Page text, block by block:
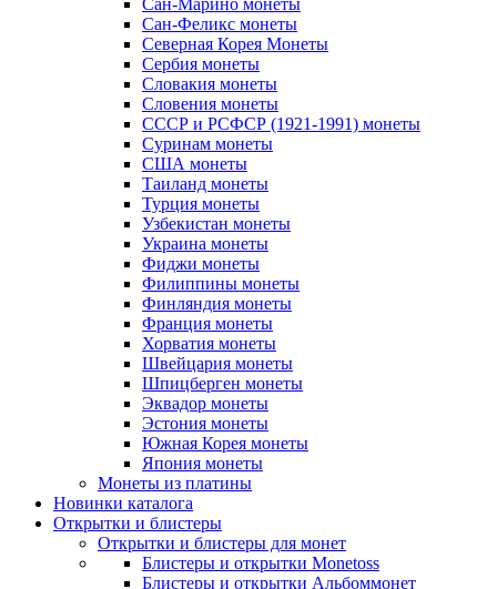
Сан-Марино монеты
Сан-Феликс монеты
Северная Корея Монеты
Сербия монеты
Словакия монеты
Словения монеты
СССР и РСФСР (1921-1991) монеты
Суринам монеты
США монеты
Таиланд монеты
Турция монеты
Узбекистан монеты
Украина монеты
Фиджи монеты
Филиппины монеты
Финляндия монеты
Франция монеты
Хорватия монеты
Швейцария монеты
Шпицберген монеты
Эквадор монеты
Эстония монеты
Южная Корея монеты
Япония монеты
Монеты из платины
Новинки каталога
Открытки и блистеры
Открытки и блистеры для монет
Блистеры и открытки Monetoss
Блистеры и открытки Альбоммонет